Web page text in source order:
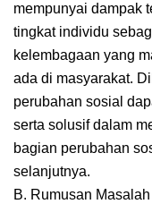
mempunyai dampak
tingkat individu
kelembagaan yang
ada di masyarakat.
perubahan sosial
serta solusif dalam
bagian perubahan
selanjutnya.
B. Rumusan Masalah